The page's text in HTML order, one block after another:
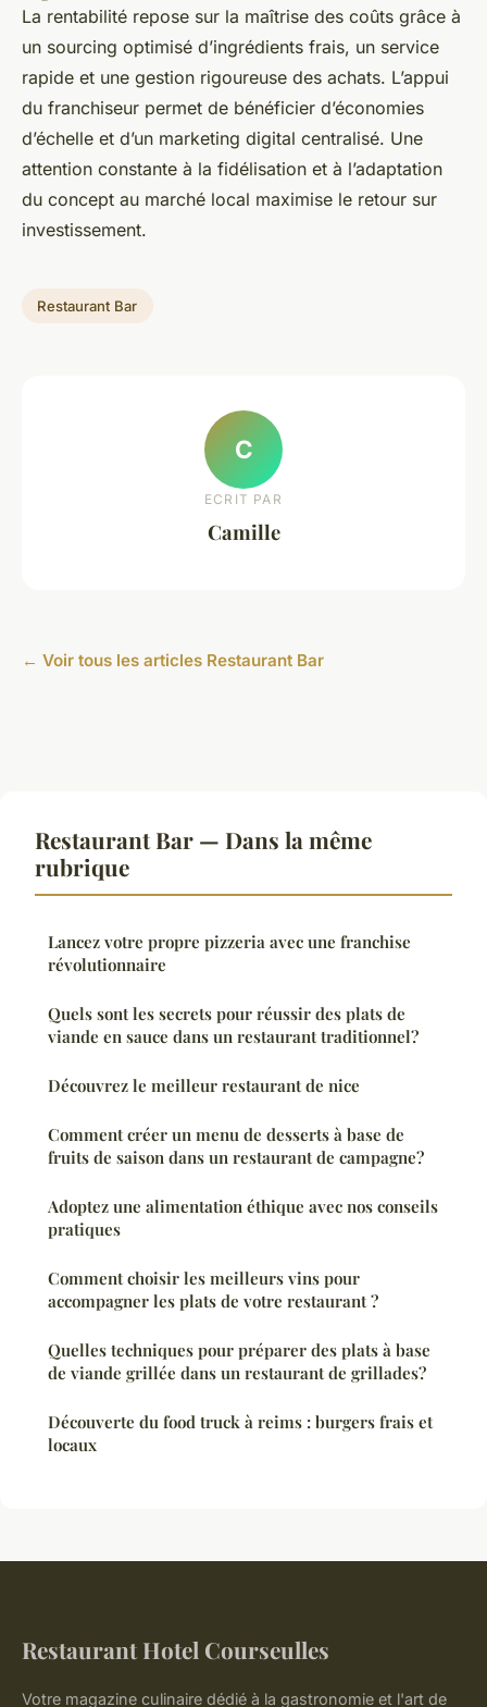
La rentabilité repose sur la maîtrise des coûts grâce à
un sourcing optimisé d’ingrédients frais, un service
rapide et une gestion rigoureuse des achats. L’appui
du franchiseur permet de bénéficier d’économies
d’échelle et d’un marketing digital centralisé. Une
attention constante à la fidélisation et à l’adaptation
du concept au marché local maximise le retour sur
investissement.
Restaurant Bar
C
ECRIT PAR
Camille
← Voir tous les articles Restaurant Bar
Restaurant Bar — Dans la même
rubrique
Lancez votre propre pizzeria avec une franchise
révolutionnaire
Quels sont les secrets pour réussir des plats de
viande en sauce dans un restaurant traditionnel?
Découvrez le meilleur restaurant de nice
Comment créer un menu de desserts à base de
fruits de saison dans un restaurant de campagne?
Adoptez une alimentation éthique avec nos conseils
pratiques
Comment choisir les meilleurs vins pour
accompagner les plats de votre restaurant ?
Quelles techniques pour préparer des plats à base
de viande grillée dans un restaurant de grillades?
Découverte du food truck à reims : burgers frais et
locaux
Restaurant Hotel Courseulles
Votre magazine culinaire dédié à la gastronomie et l'art de